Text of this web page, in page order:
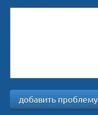
добавить проблему